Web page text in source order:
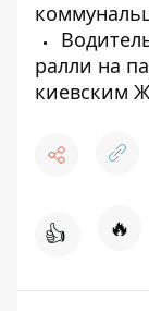
ралли на
киевским
👍 🔥